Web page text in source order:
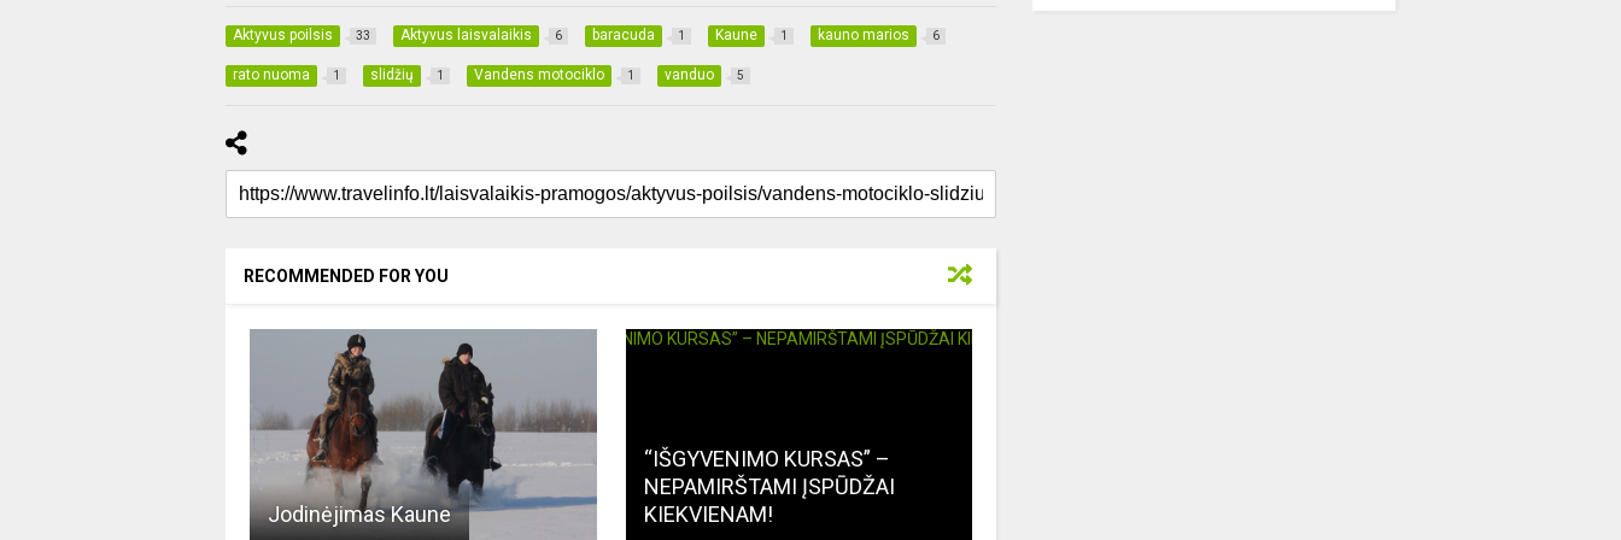
Aktyvus poilsis 33 Aktyvus laisvalaikis 6 baracuda 1 Kaune 1 kauno marios 6
rato nuoma 1 slidžių 1 Vandens motociklo 1 vanduo 5
RECOMMENDED FOR YOU
Jodinėjimas Kaune
“IŠGYVENIMO KURSAS” –
NEPAMIRŠTAMI ĮSPŪDŽAI
KIEKVIENAM!